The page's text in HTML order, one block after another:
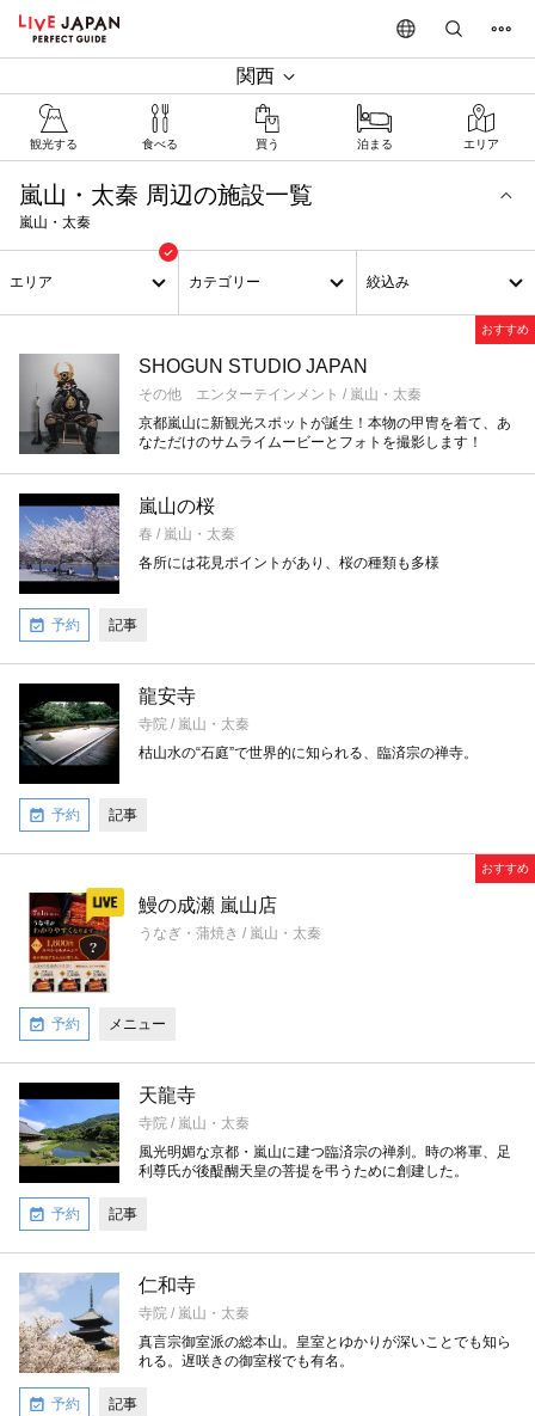
関西
観光する 食べる 買う 泊まる エリア
嵐山・太秦 周辺の施設一覧
嵐山・太秦
エリア カテゴリー 絞込み
おすすめ
SHOGUN STUDIO JAPAN
その他 エンターテインメント / 嵐山・太秦
京都嵐山に新観光スポットが誕生！本物の甲冑を着て、あ
なただけのサムライムービーとフォトを撮影します！
嵐山の桜
春 / 嵐山・太秦
各所には花見ポイントがあり、桜の種類も多様
予約 記事
龍安寺
寺院 / 嵐山・太秦
枯山水の“石庭”で世界的に知られる、臨済宗の禅寺。
予約 記事
おすすめ
鰻の成瀬 嵐山店
うなぎ・蒲焼き / 嵐山・太秦
予約 メニュー
天龍寺
寺院 / 嵐山・太秦
風光明媚な京都・嵐山に建つ臨済宗の禅刹。時の将軍、足
利尊氏が後醍醐天皇の菩提を弔うために創建した。
予約 記事
仁和寺
寺院 / 嵐山・太秦
真言宗御室派の総本山。皇室とゆかりが深いことでも知ら
れる。遅咲きの御室桜でも有名。
予約 記事